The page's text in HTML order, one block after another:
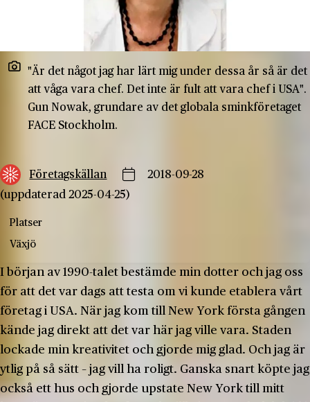
"Är det något jag har lärt mig under dessa år så är det
att våga vara chef. Det inte är fult att vara chef i USA".
Gun Nowak, grundare av det globala sminkföretaget
FACE Stockholm.
Företagskällan
2018-09-28
(uppdaterad 2025-04-25)
Platser
Växjö
I början av 1990-talet bestämde min dotter och jag oss
för att det var dags att testa om vi kunde etablera vårt
företag i USA. När jag kom till New York första gången
kände jag direkt att det var här jag ville vara. Staden
lockade min kreativitet och gjorde mig glad. Och jag är
ytlig på så sätt – jag vill ha roligt. Ganska snart köpte jag
också ett hus och gjorde upstate New York till mitt